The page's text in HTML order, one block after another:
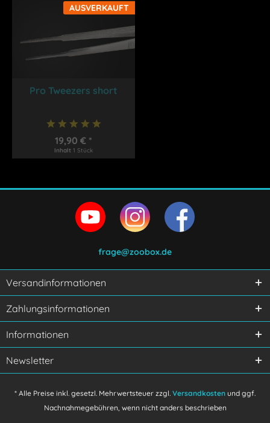
AUSVERKAUFT
Pro Tweezers short
19,90 € *
Inhalt1 Stück
frage@zoobox.de
Versandinformationen
Zahlungsinformationen
Informationen
Newsletter
* Alle Preise inkl. gesetzl. Mehrwertsteuer zzgl. Versandkosten und ggf.
Nachnahmegebühren, wenn nicht anders beschrieben